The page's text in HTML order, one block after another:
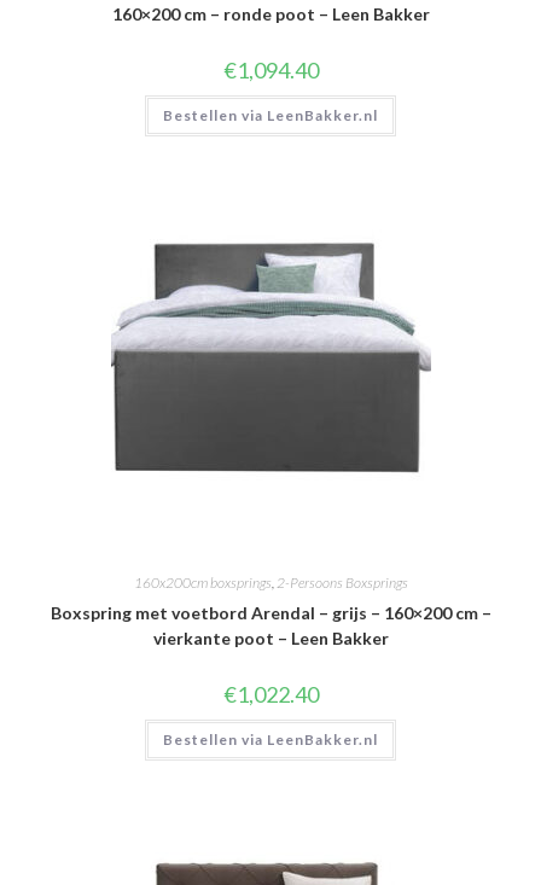
160×200 cm – ronde poot – Leen Bakker
€1,094.40
Bestellen via LeenBakker.nl
160x200cm boxsprings 2-Persoons Boxsprings
Boxspring met voetbord Arendal – grijs – 160×200 cm –
vierkante poot – Leen Bakker
€1,022.40
Bestellen via LeenBakker.nl